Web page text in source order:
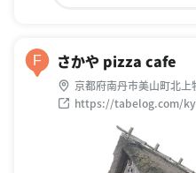
F さかや pizza cafe
京都府南丹市美山町北上
https://tabelog.com/